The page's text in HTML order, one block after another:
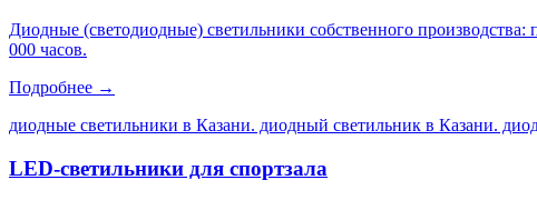
Диодные (светодиодные) светильники собственного
000 часов.
Подробнее →
диодные светильники в Казани. диодный светильник в Казани.
LED-светильники для спортзала